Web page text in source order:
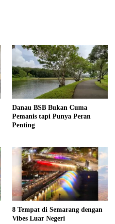
Danau BSB Bukan Cuma
Pemanis tapi Punya Peran
Penting
8 Tempat di Semarang dengan
Vibes Luar Negeri